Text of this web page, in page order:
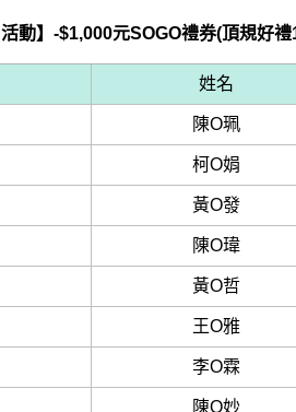
活動】-$1,000元SOGO禮券(頂規好
姓名
陳O珮
柯O娟
黃O發
陳O瑋
黃O哲
王O雅
李O霖
陳O妙